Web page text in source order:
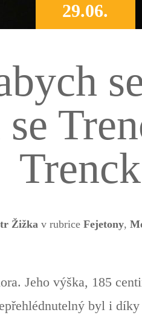
29.06.
Žižka v rubrice Fejetony,
Jeho výška, 185
byl i